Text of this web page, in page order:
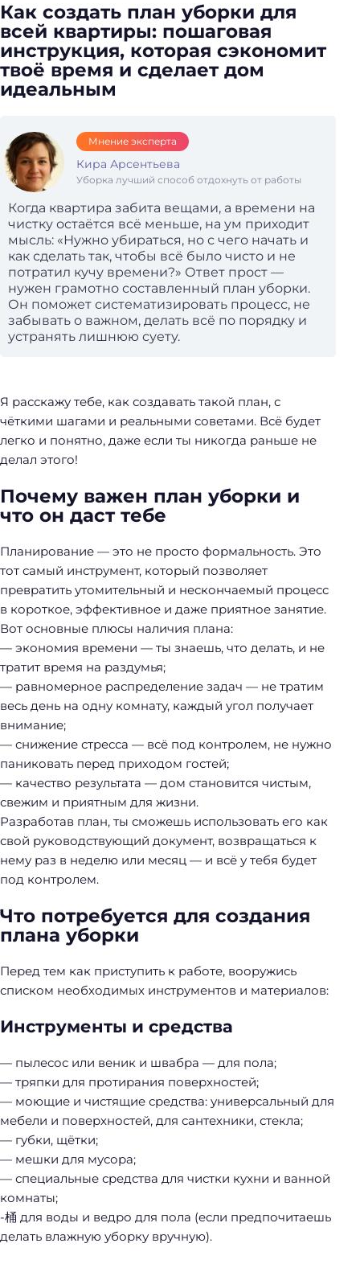
Как создать план уборки для
всей квартиры: пошаговая
инструкция, которая сэкономит
твоё время и сделает дом
идеальным
Мнение эксперта
Кира Арсентьева
Уборка лучший способ отдохнуть от работы
Когда квартира забита вещами, а времени на
чистку остаётся всё меньше, на ум приходит
мысль: «Нужно убираться, но с чего начать и
как сделать так, чтобы всё было чисто и не
потратил кучу времени?» Ответ прост —
нужен грамотно составленный план уборки.
Он поможет систематизировать процесс, не
забывать о важном, делать всё по порядку и
устранять лишнюю суету.
Я расскажу тебе, как создавать такой план, с
чёткими шагами и реальными советами. Всё будет
легко и понятно, даже если ты никогда раньше не
делал этого!
Почему важен план уборки и
что он даст тебе
Планирование — это не просто формальность. Это
тот самый инструмент, который позволяет
превратить утомительный и нескончаемый процесс
в короткое, эффективное и даже приятное занятие.
Вот основные плюсы наличия плана:
— экономия времени — ты знаешь, что делать, и не
тратит время на раздумья;
— равномерное распределение задач — не тратим
весь день на одну комнату, каждый угол получает
внимание;
— снижение стресса — всё под контролем, не нужно
паниковать перед приходом гостей;
— качество результата — дом становится чистым,
свежим и приятным для жизни.
Разработав план, ты сможешь использовать его как
свой руководствующий документ, возвращаться к
нему раз в неделю или месяц — и всё у тебя будет
под контролем.
Что потребуется для создания
плана уборки
Перед тем как приступить к работе, вооружись
списком необходимых инструментов и материалов:
Инструменты и средства
— пылесос или веник и швабра — для пола;
— тряпки для протирания поверхностей;
— моющие и чистящие средства: универсальный для
мебели и поверхностей, для сантехники, стекла;
— губки, щётки;
— мешки для мусора;
— специальные средства для чистки кухни и ванной
комнаты;
-桶 для воды и ведро для пола (если предпочитаешь
делать влажную уборку вручную).